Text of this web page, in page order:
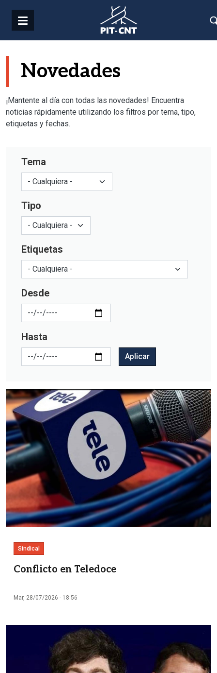
Novedades
¡Mantente al día con todas las novedades! Encuentra
noticias rápidamente utilizando los filtros por tema, tipo,
etiquetas y fechas.
Tema
Tipo
Etiquetas
Desde
Hasta
Aplicar
Imagen
Sindical
Conflicto en Teledoce
Mar, 28/07/2026 - 18:56